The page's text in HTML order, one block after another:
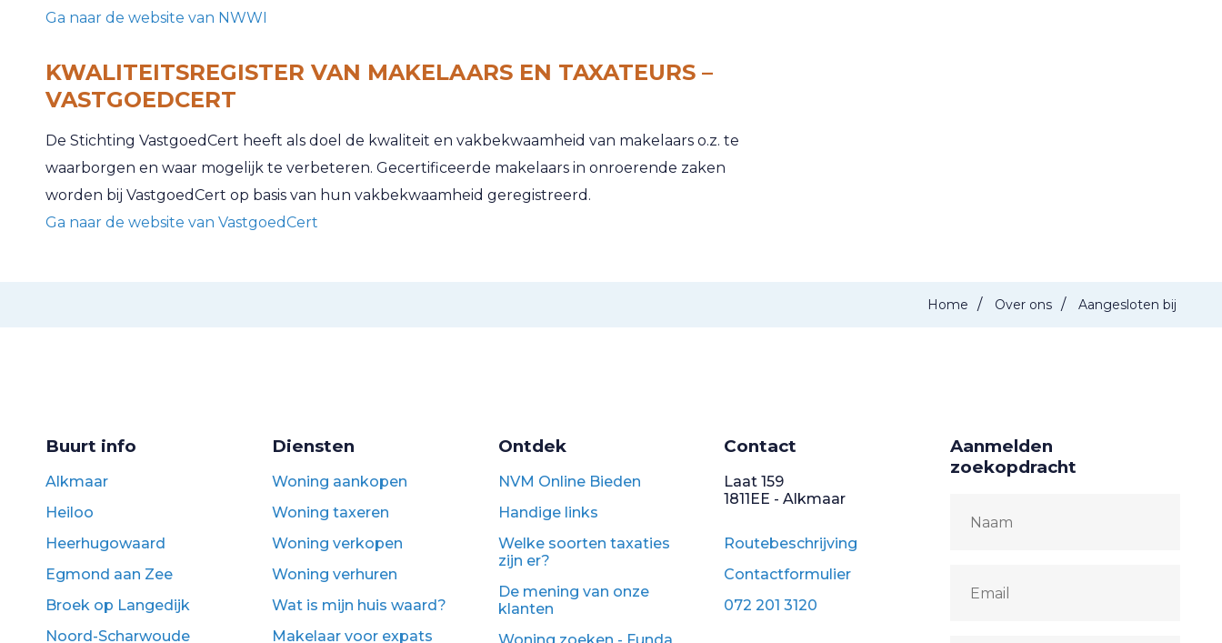
Ga naar de website van NWWI
KWALITEITSREGISTER VAN MAKELAARS EN TAXATEURS –
VASTGOEDCERT
De Stichting VastgoedCert heeft als doel de kwaliteit en vakbekwaamheid van makelaars o.z. te
waarborgen en waar mogelijk te verbeteren. Gecertificeerde makelaars in onroerende zaken
worden bij VastgoedCert op basis van hun vakbekwaamheid geregistreerd.
Ga naar de website van VastgoedCert
Home / Over ons / Aangesloten bij
Buurt info
Alkmaar
Heiloo
Heerhugowaard
Egmond aan Zee
Broek op Langedijk
Noord-Scharwoude
Diensten
Woning aankopen
Woning taxeren
Woning verkopen
Woning verhuren
Wat is mijn huis waard?
Makelaar voor expats
Ontdek
NVM Online Bieden
Handige links
Welke soorten taxaties
zijn er?
De mening van onze
klanten
Contact
Laat 159
1811EE - Alkmaar
Routebeschrijving
Contactformulier
072 201 3120
Aanmelden
zoekopdracht